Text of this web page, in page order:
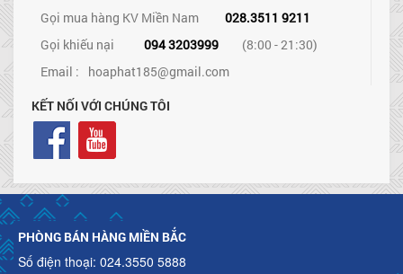
Gọi mua hàng KV Miền Nam
028.3511 9211
Gọi khiếu nại
094 3203999
(8:00 - 21:30)
Email : hoaphat185@gmail.com
KẾT NỐI VỚI CHÚNG TÔI
PHÒNG BÁN HÀNG MIỀN BẮC
Số điện thoại: 024.3550 5888